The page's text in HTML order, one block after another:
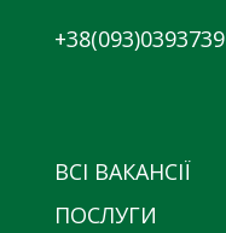
+38(093)0393739
ВСІ ВАКАНСІЇ
ПОСЛУГИ